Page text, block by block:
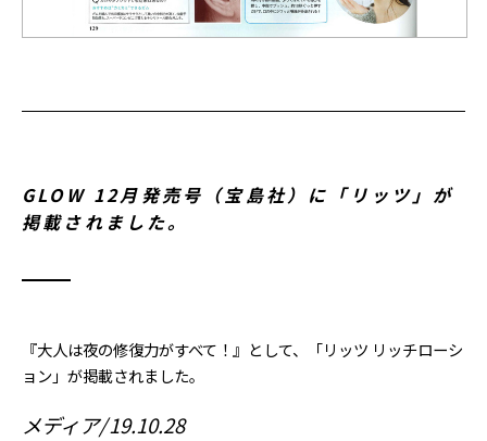
GLOW 12月発売号（宝島社）に「リッツ」が
掲載されました。
『大人は夜の修復力がすべて！』として、「リッツ リッチローシ
ョン」が掲載されました。
メディア 19.10.28